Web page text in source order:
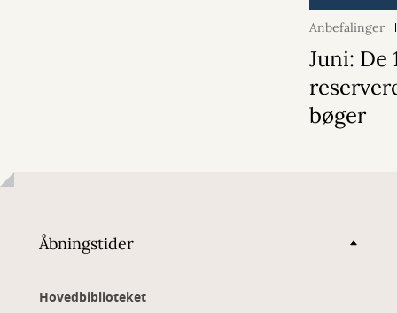
Anbefalinger
Juni: De
bøger
Åbningstider
Hovedbiblioteket